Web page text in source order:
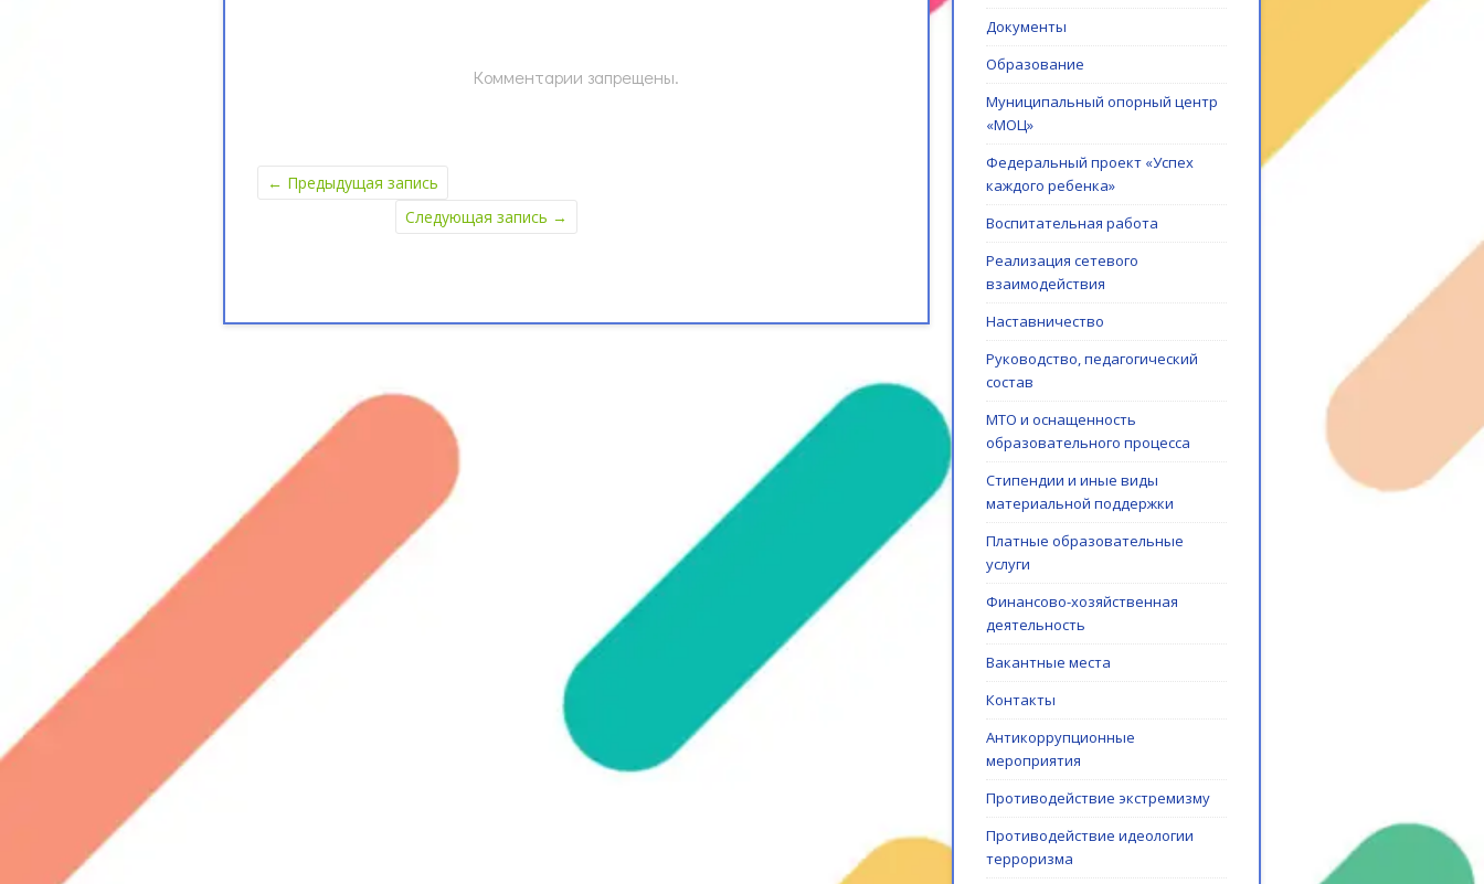
Комментарии запрещены.
← Предыдущая запись
Следующая запись →
Документы
Образование
Муниципальный опорный центр
«МОЦ»
Федеральный проект «Успех
каждого ребенка»
Воспитательная работа
Реализация сетевого
взаимодействия
Наставничество
Руководство, педагогический
состав
МТО и оснащенность
образовательного процесса
Стипендии и иные виды
материальной поддержки
Платные образовательные
услуги
Финансово-хозяйственная
деятельность
Вакантные места
Контакты
Антикоррупционные
мероприятия
Противодействие экстремизму
Противодействие идеологии
терроризма